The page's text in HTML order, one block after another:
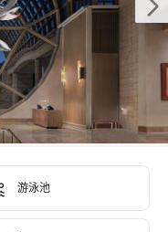
游泳池